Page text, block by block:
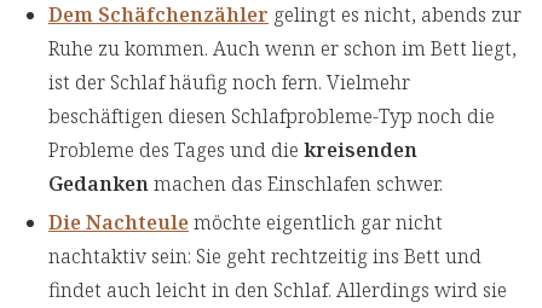
Dem Schäfchenzähler gelingt es nicht, abends zur
Ruhe zu kommen. Auch wenn er schon im Bett liegt,
ist der Schlaf häufig noch fern. Vielmehr
beschäftigen diesen Schlafprobleme-Typ noch die
Probleme des Tages und die kreisenden
Gedankenmachen das Einschlafen schwer.
Die Nachteulemöchte eigentlich gar nicht
nachtaktiv sein: Sie geht rechtzeitig ins Bett und
findet auch leicht in den Schlaf. Allerdings wird sie